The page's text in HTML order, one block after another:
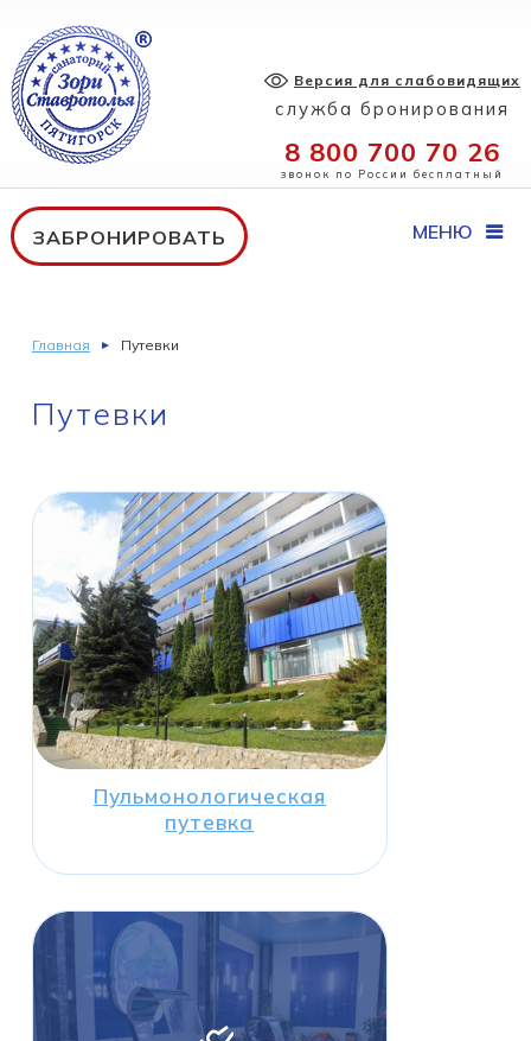
Версия для слабовидящих
служба бронирования
8 800 700 70 26
звонок по России бесплатный
ЗАБРОНИРОВАТЬ МЕНЮ
Главная Путевки
Путевки
Пульмонологическая
путевка